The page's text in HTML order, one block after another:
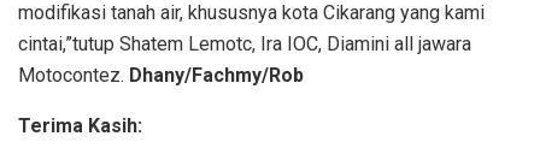
modifikasi tanah air, khususnya kota Cikarang yang kami
cintai,”tutup Shatem Lemotc, Ira IOC, Diamini all jawara
Motocontez. Dhany/Fachmy/Rob
Terima Kasih: